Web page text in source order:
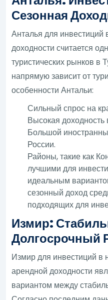
Сезонная
Анталья для
доходности считается
туристических рынков в
напрямую зависит от
особенности Антальи:
Сильный спрос на
Высокая доходность
Большой
России.
Районы, такие как
лучшими для
идеальным
сезонный доход
подходящих для
Измир:
Долгосрочный
Измир для инвестиций в
арендной доходности
вариантом между